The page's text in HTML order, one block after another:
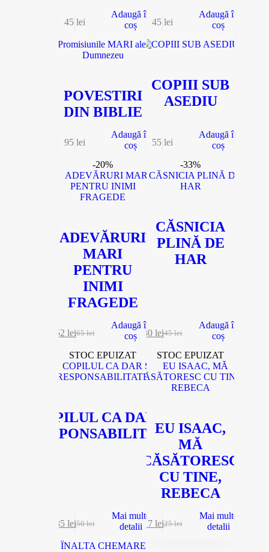
45 lei
Adaugă în
coș
45 lei
Adaugă în
coș
POVESTIRI
DIN BIBLIE
95 lei
Adaugă în
coș
COPIII SUB
ASEDIU
55 lei
Adaugă în
coș
-20%
ADEVĂRURI
MARI
PENTRU
INIMI
FRAGEDE
65lei
52 lei
Adaugă în
coș
-33%
CĂSNICIA
PLINĂ DE
HAR
45lei
30 lei
Adaugă în
coș
STOC EPUIZAT
COPILUL CA DAR ȘI
RESPONSABILITATE
50lei
35 lei
Mai multe
detalii
STOC EPUIZAT
EU ISAAC,
MĂ
CĂSĂTORESC
CU TINE,
REBECA
25lei
17 lei
Mai multe
detalii